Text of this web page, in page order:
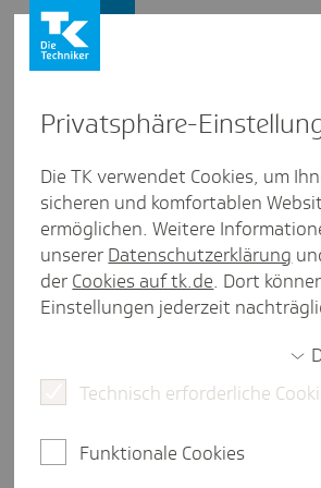
Umfrage zum
tem: Breite Mehr­heit
Reformen
Pres­se­mit­tei­lung aus Baden-
Presse und Politik
Stuttgart, 5. März 2026.Weiter so
Baden-Württemberger sprechen
Privat­sphäre-
Die TK verwendet Cookies, um
sicheren und komfortablen
ermöglichen. Weitere
unserer Datenschutzerklärung
der Cookies auf tk.de. Dort
Einstellungen jederzeit
Technisch erforderliche
Funktionale Cookies